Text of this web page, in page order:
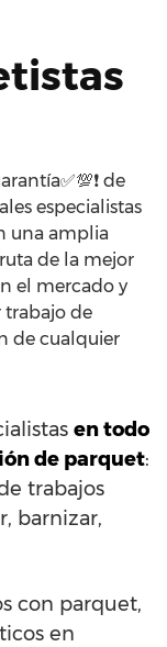
de
especialistas
una amplia
de la mejor
el mercado y
trabajo de
de cualquier
en todo
de parquet:
trabajos
barnizar,
con parquet,
en